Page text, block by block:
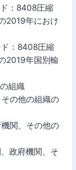
：8408圧縮
2019年におけ
：8408圧縮
2019年国別輸
組織
の他の組織の
関、その他の
政府機関、そ